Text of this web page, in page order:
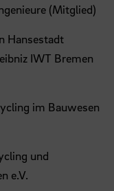
(Mitglied)
Hansestadt
IWT Bremen
im Bauwesen
und
e.V.